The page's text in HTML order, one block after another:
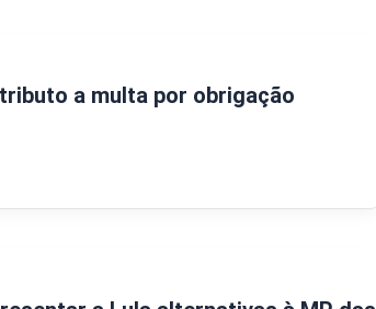
a multa por obrigação